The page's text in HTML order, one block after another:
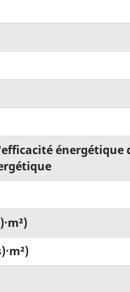
énergétique